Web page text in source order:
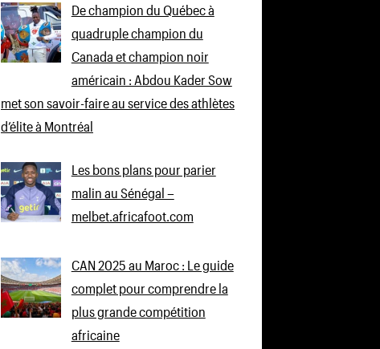
De champion du Québec à
quadruple champion du
Canada et champion noir
américain : Abdou Kader Sow
met son savoir-faire au service des athlètes
d’élite à Montréal
Les bons plans pour parier
malin au Sénégal –
melbet.africafoot.com
CAN 2025 au Maroc : Le guide
complet pour comprendre la
plus grande compétition
africaine